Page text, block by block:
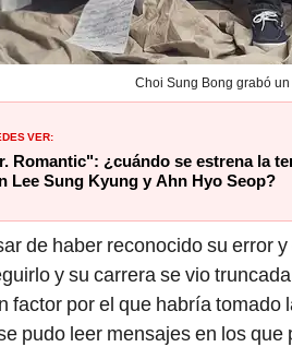
Choi Sung Bong grabó
VER:
Romantic": ¿cuándo se estrena la
Lee Sung Kyung y Ahn Hyo Seop?
de haber reconocido su error
y su carrera se vio
factor por el que habría tomado
pudo leer mensajes en los